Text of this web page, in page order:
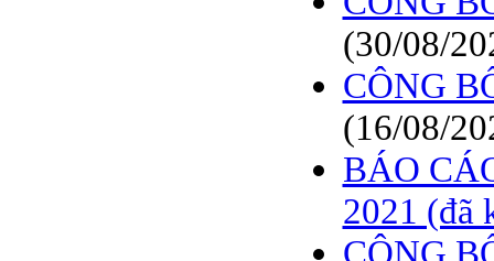
(30/08/
CÔNG
(16/08/
BÁO
2021 (đã